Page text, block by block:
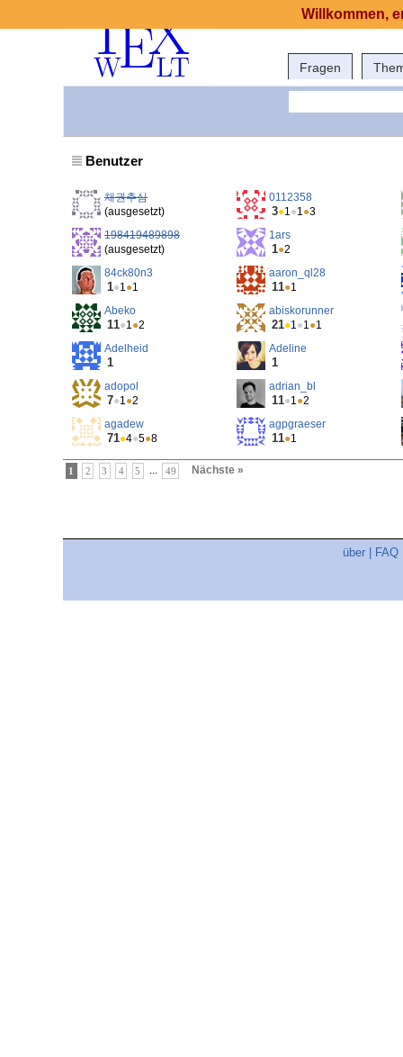
Fragen
Benutzer
채권추심
(ausgesetzt)
0112358
3●1●1●3
198419489898
(ausgesetzt)
1ars
1●2
84ck80n3
1●1●1
aaron_ql28
11●1
Abeko
11●1●2
abiskorunner
21●1●1●1
Adelheid
1
Adeline
1
adopol
7●1●2
adrian_bl
11●1●2
agadew
71●4●5●8
agpgraeser
11●1
1 2 3 4 5 ... 49 Nächste »
über FAQ
Willkommen,